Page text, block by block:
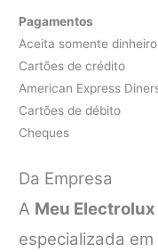
Pagamentos
Aceita somente dinheiro
Cartões de crédito
American Express
Cartões de débito
Cheques
Da Empresa
A Meu Electrolux
especializada